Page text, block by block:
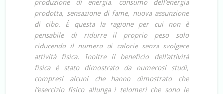
produzione di energia, consumo dell’energia
prodotta, sensazione di fame, nuova assunzione
di cibo. È questa la ragione per cui non è
pensabile di ridurre il proprio peso solo
riducendo il numero di calorie senza svolgere
attività fisica. Inoltre il beneficio dell’attività
fisica è stato dimostrato da numerosi studi,
compresi alcuni che hanno dimostrato che
l’esercizio fisico allunga i telomeri che sono le